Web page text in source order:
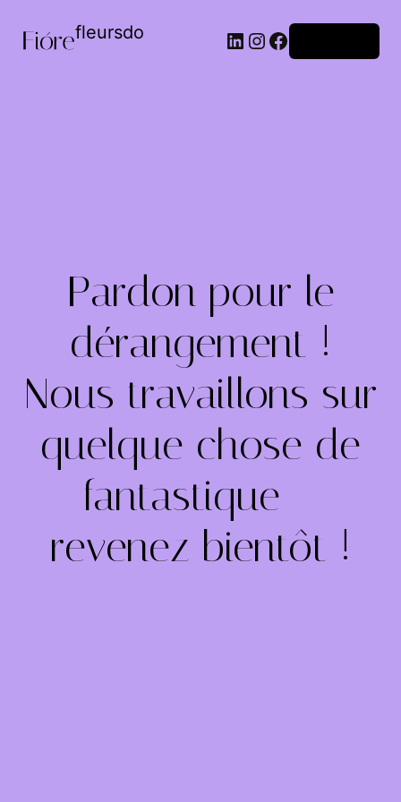
fleursdo
Pardon pour le
dérangement !
Nous travaillons sur
quelque chose de
fantastique –
revenez bientôt !